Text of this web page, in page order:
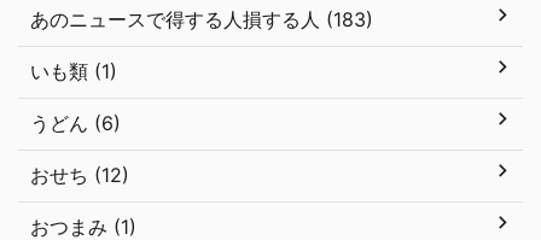
あのニュースで得する人損する人 (183)
いも類 (1)
うどん (6)
おせち (12)
おつまみ (1)